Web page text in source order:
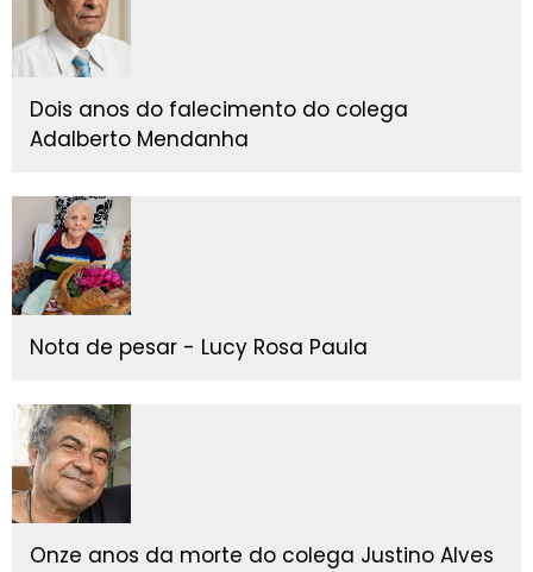
Dois anos do falecimento do colega
Adalberto Mendanha
Nota de pesar - Lucy Rosa Paula
Onze anos da morte do colega Justino Alves